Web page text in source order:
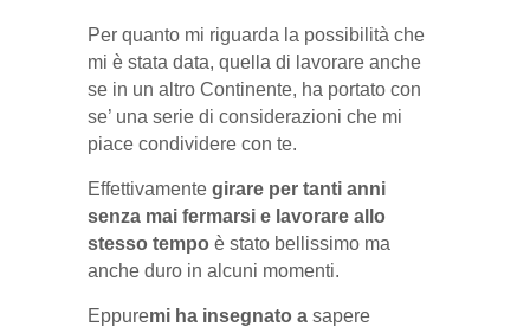
Per quanto mi riguarda la possibilità che
mi è stata data, quella di lavorare anche
se in un altro Continente, ha portato con
se’ una serie di considerazioni che mi
piace condividere con te.
Effettivamente girare per tanti anni
senza mai fermarsi e lavorare allo
stesso tempo è stato bellissimo ma
anche duro in alcuni momenti.
Eppuremi ha insegnato a sapere